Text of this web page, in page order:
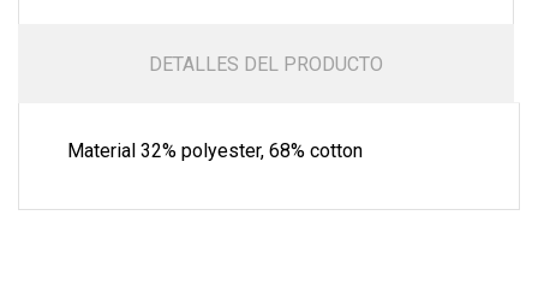
DETALLES DEL PRODUCTO
Material 32% polyester, 68% cotton